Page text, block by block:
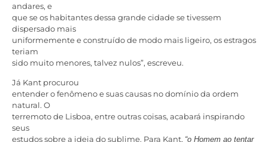
andares, e
que se os habitantes dessa grande cidade se tivessem
dispersado mais
uniformemente e construído de modo mais ligeiro, os estragos
teriam
sido muito menores, talvez nulos”, escreveu.
Já Kant procurou
entender o fenômeno e suas causas no domínio da ordem
natural. O
terremoto de Lisboa, entre outras coisas, acabará inspirando
seus
estudos sobre a ideia do sublime. Para Kant, “o Homem ao tentar